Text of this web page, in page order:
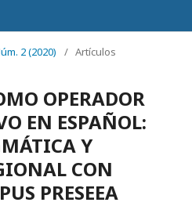
2 (2020) / Artículos
OPERADOR
EN ESPAÑOL:
Y
CON
PRESEEA